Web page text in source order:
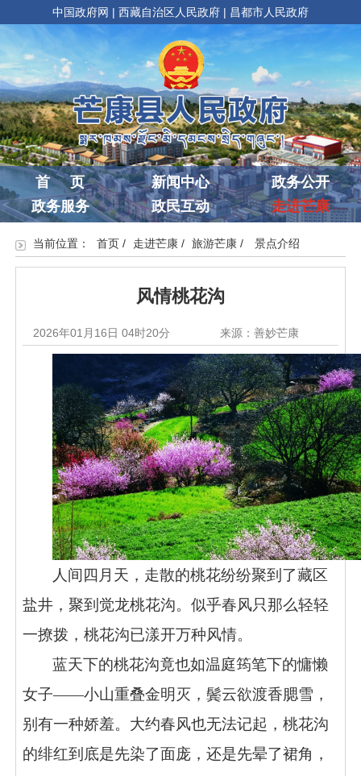
中国政府网 | 西藏自治区人民政府 | 昌都市人民政府
首 页 新闻中心
政务公开
政务服务
政民互动 走进芒康
当前位置： 首页/ 走进芒康/ 旅游芒康/ 景点介绍
风情桃花沟
2026年01月16日 04时20分 来源：善妙芒康
人间四月天，走散的桃花纷纷聚到了藏区
盐井，聚到觉龙桃花沟。似乎春风只那么轻轻
一撩拨，桃花沟已漾开万种风情。
蓝天下的桃花沟竟也如温庭筠笔下的慵懒
女子——小山重叠金明灭，鬓云欲渡香腮雪，
别有一种娇羞。大约春风也无法记起，桃花沟
的绯红到底是先染了面庞，还是先晕了裙角，